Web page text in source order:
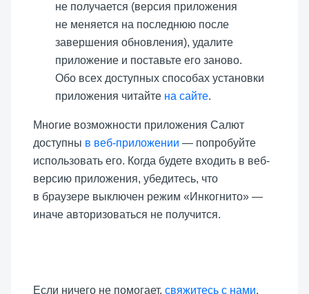
не получается (версия приложения
не меняется на последнюю после
завершения обновления), удалите
приложение и поставьте его заново.
Обо всех доступных способах установки
приложения читайте на сайте.
Многие возможности приложения Салют
доступны в веб-приложении — попробуйте
использовать его. Когда будете входить в веб-
версию приложения, убедитесь, что
в браузере выключен режим «Инкогнито» —
иначе авторизоваться не получится.
Если ничего не помогает, свяжитесь с нами.